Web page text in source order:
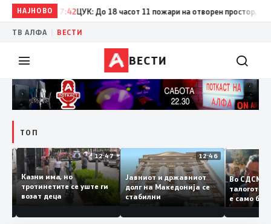
НАЈНОВО
17:42 ЦУК: До 18 часот 11 пожари на отворен простор, од кои
ТВ АЛФА ВЕСТИ
ВЕСТИ
ТОП
12:50
и
12:47
Казни има, но
тротинетите се уште ги
возат деца
12:46
Јавниот и државниот
долг на Македонија се
стабилни
Во
е само
копија
Заев